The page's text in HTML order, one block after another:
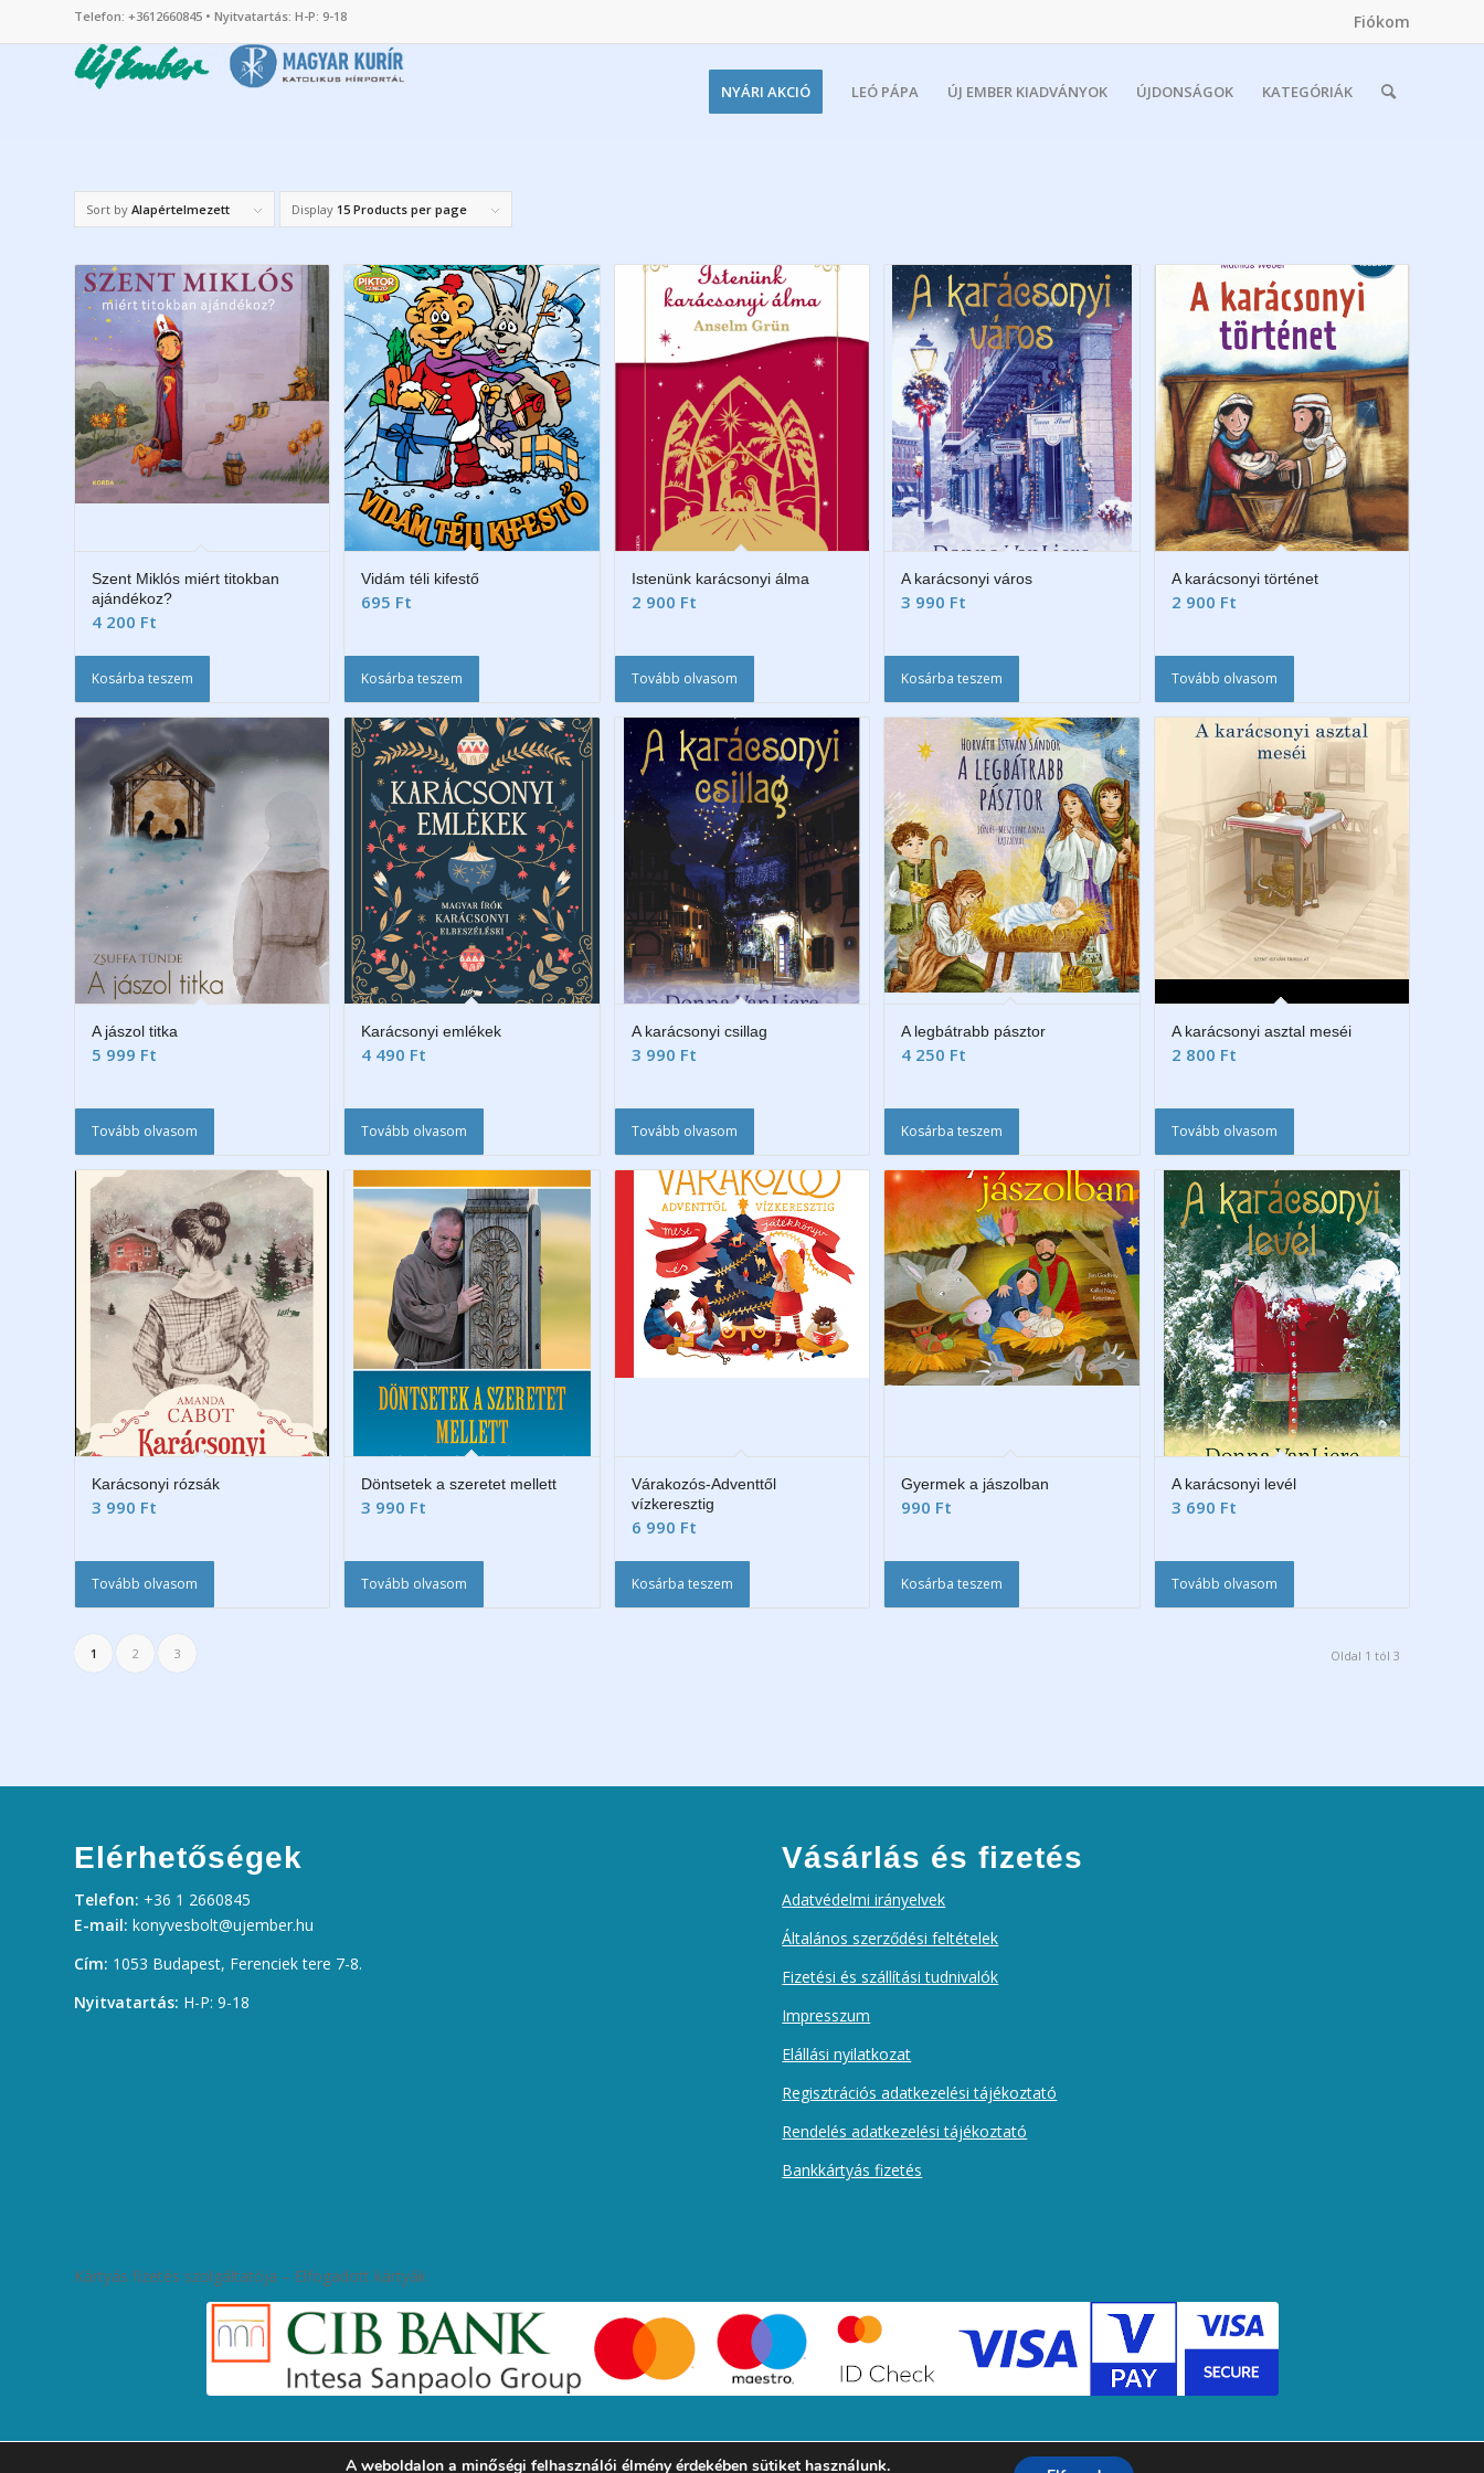
Fiókom
Telefon: +3612660845 • Nyitvatartás: H-P: 9-18
NYÁRI AKCIÓ LEÓ PÁPA ÚJ EMBER KIADVÁNYOK ÚJDONSÁGOK KATEGÓRIÁK
Sort by Alapértelmezett Display 15 Products per page
Szent Miklós miért titokban
ajándékoz?
4 200 Ft
Kosárba teszem
Vidám téli kifestő
695 Ft
Kosárba teszem
Istenünk karácsonyi álma
2 900 Ft
Tovább olvasom
A karácsonyi város
3 990 Ft
Kosárba teszem
A karácsonyi történet
2 900 Ft
Tovább olvasom
A jászol titka
5 999 Ft
Tovább olvasom
Karácsonyi emlékek
4 490 Ft
Tovább olvasom
A karácsonyi csillag
3 990 Ft
Tovább olvasom
A legbátrabb pásztor
4 250 Ft
Kosárba teszem
A karácsonyi asztal meséi
2 800 Ft
Tovább olvasom
Karácsonyi rózsák
3 990 Ft
Tovább olvasom
Döntsetek a szeretet mellett
3 990 Ft
Tovább olvasom
Várakozós-Adventtől
vízkeresztig
6 990 Ft
Kosárba teszem
Gyermek a jászolban
990 Ft
Kosárba teszem
A karácsonyi levél
3 690 Ft
Tovább olvasom
Oldal 1 tól 3
1 2 3
Elérhetőségek
Telefon: +36 1 2660845
E-mail: konyvesbolt@ujember.hu
Cím: 1053 Budapest, Ferenciek tere 7-8.
Nyitvatartás: H-P: 9-18
Vásárlás és fizetés
Adatvédelmi irányelvek
Általános szerződési feltételek
Fizetési és szállítási tudnivalók
Impresszum
Elállási nyilatkozat
Regisztrációs adatkezelési tájékoztató
Rendelés adatkezelési tájékoztató
Bankkártyás fizetés
Kártyás fizetés szolgáltatója – Elfogadott kártyák
A weboldalon a minőségi felhasználói élmény érdekében sütiket használunk.